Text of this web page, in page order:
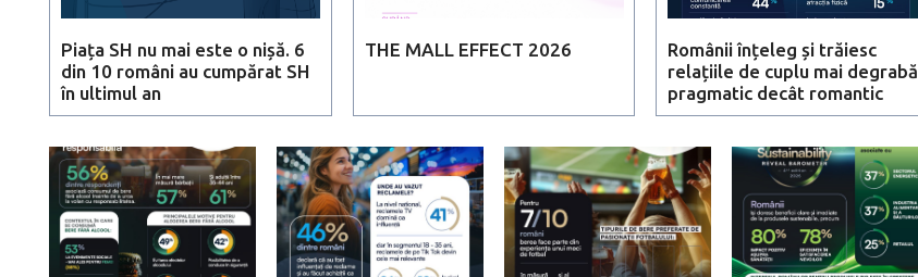
Piața SH nu mai este o nișă. 6
din 10 români au cumpărat SH
în ultimul an
THE MALL EFFECT 2026
Românii înțeleg și trăiesc
relațiile de cuplu mai degrabă
pragmatic decât romantic